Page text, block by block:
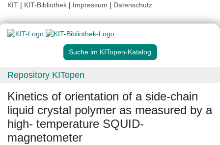
KIT | KIT-Bibliothek | Impressum | Datenschutz
Suche im KITopen-Katalog
Repository KITopen
Kinetics of orientation of a side-chain
liquid crystal polymer as measured by a
high- temperature SQUID-
magnetometer